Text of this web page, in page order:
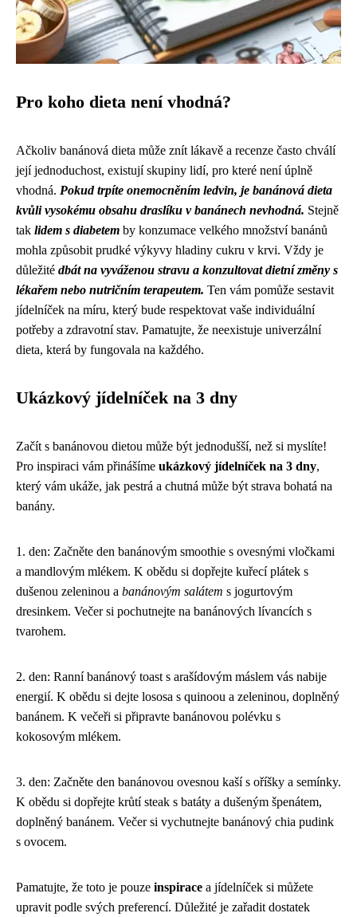
Pro koho dieta není vhodná?
Ačkoliv banánová dieta může znít lákavě a recenze často chválí
její jednoduchost, existují skupiny lidí, pro které není úplně
vhodná. Pokud trpíte onemocněním ledvin, je banánová dieta
kvůli vysokému obsahu draslíku v banánech nevhodná. Stejně
tak lidem s diabetem by konzumace velkého množství banánů
mohla způsobit prudké výkyvy hladiny cukru v krvi. Vždy je
důležité dbát na vyváženou stravu a konzultovat dietní změny s
lékařem nebo nutričním terapeutem. Ten vám pomůže sestavit
jídelníček na míru, který bude respektovat vaše individuální
potřeby a zdravotní stav. Pamatujte, že neexistuje univerzální
dieta, která by fungovala na každého.
Ukázkový jídelníček na 3 dny
Začít s banánovou dietou může být jednodušší, než si myslíte!
Pro inspiraci vám přinášíme ukázkový jídelníček na 3 dny,
který vám ukáže, jak pestrá a chutná může být strava bohatá na
banány.
1. den: Začněte den banánovým smoothie s ovesnými vločkami
a mandlovým mlékem. K obědu si dopřejte kuřecí plátek s
dušenou zeleninou a banánovým salátem s jogurtovým
dresinkem. Večer si pochutnejte na banánových lívancích s
tvarohem.
2. den: Ranní banánový toast s arašídovým máslem vás nabije
energií. K obědu si dejte lososa s quinoou a zeleninou, doplněný
banánem. K večeři si připravte banánovou polévku s
kokosovým mlékem.
3. den: Začněte den banánovou ovesnou kaší s oříšky a semínky.
K obědu si dopřejte krůtí steak s batáty a dušeným špenátem,
doplněný banánem. Večer si vychutnejte banánový chia pudink
s ovocem.
Pamatujte, že toto je pouze inspirace a jídelníček si můžete
upravit podle svých preferencí. Důležité je zařadit dostatek